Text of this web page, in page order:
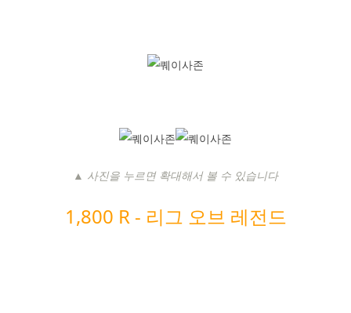
▲ 사진을 누르면 확대해서 볼 수 있습니다
1,800 R - 리그 오브 레전드